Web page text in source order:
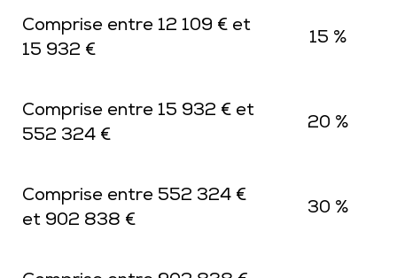
Comprise entre 12 109 € et
15 932 €
15 %
Comprise entre 15 932 € et
552 324 €
20 %
Comprise entre 552 324 €
et 902 838 €
30 %